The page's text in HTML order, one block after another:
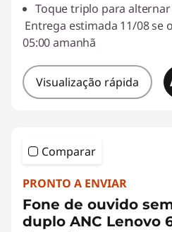
Toque triplo para
Entrega estimada 11/08 se
05:00 amanhã
Visualização rápida
Comparar
PRONTO A ENVIAR
Fone de ouvido
duplo ANC Lenovo